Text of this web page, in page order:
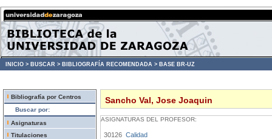
INICIO > BUSCAR > BIBLIOGRAFÍA RECOMENDADA > BASE BR-UZ
Bibliografía por Centros
Buscar por:
Asignaturas
Titulaciones
Sancho Val, Jose Joaquin
ASIGNATURAS DEL PROFESOR:
30126 Calidad